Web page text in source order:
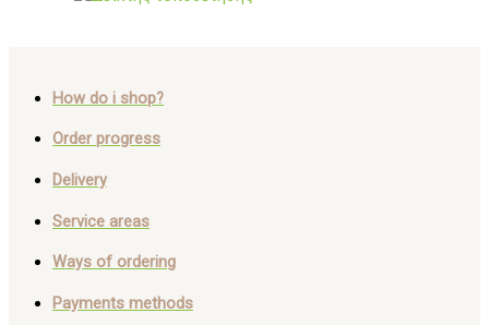
How do i shop?
Order progress
Delivery
Service areas
Ways of ordering
Payments methods